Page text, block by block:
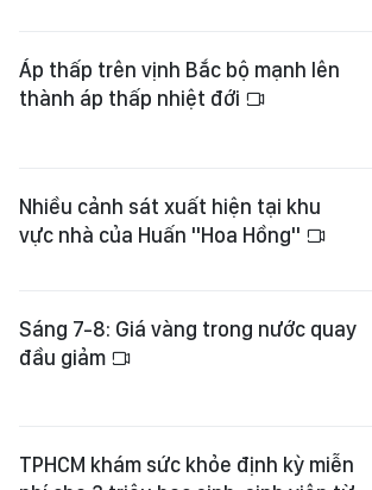
Áp thấp trên vịnh Bắc bộ mạnh lên
thành áp thấp nhiệt đới
Nhiều cảnh sát xuất hiện tại khu
vực nhà của Huấn "Hoa Hồng"
Sáng 7-8: Giá vàng trong nước quay
đầu giảm
TPHCM khám sức khỏe định kỳ miễn